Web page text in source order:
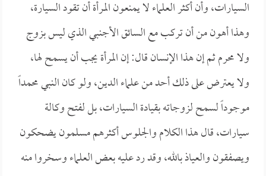
السيارات، وأن أكثر العلماء لا يمنعون المرأة أن تقود السيارة،
وهذا أهون من أن تركب مع السائق الأجنبي الذي ليس بزوج
ولا محرم ثم إن هذا الإنسان قال: إن المرأة يجب أن يسمح لها،
ولا يعترض على ذلك أحد من علماء الدين، ولو كان النبي محمداً
موجوداً لسمح لزوجاته بقيادة السيارات، بل لفتح وكالة
سيارات، قال هذا الكلام والجلوس أكثرهم مسلمون يضحكون
ويصفقون والعياذ بالله، وقد رد عليه بعض العلماء وسخروا منه